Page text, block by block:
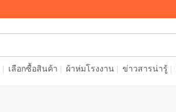
เลือกซื้อสินค้า ผ้าห่มโรงงาน ข่าวสารน่ารู้